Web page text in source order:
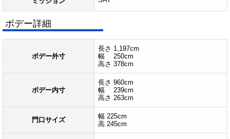
ボデー詳細
ボデー外寸
長さ 1,197cm
幅 250cm
高さ 378cm
ボデー内寸
長さ 960cm
幅 239cm
高さ 263cm
門口サイズ
幅 225cm
高 245cm